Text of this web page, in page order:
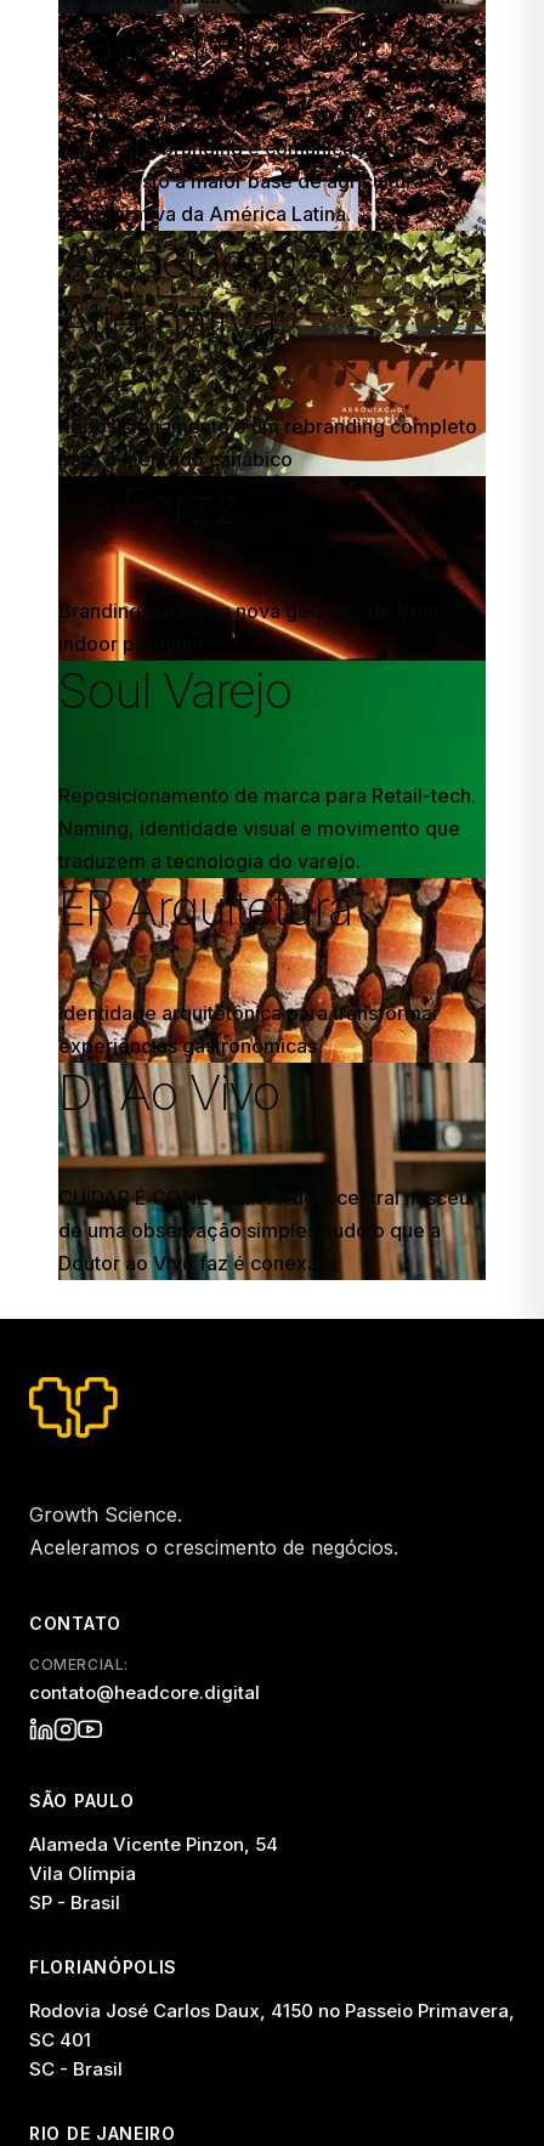
Bayer | Pro Carbono
Estratégia, branding e comunicação que
deram rosto à maior base de agricultura
regenerativa da América Latina.
Associação
Alternativa
Reposicionamento e um rebranding completo
para o mercado canábico
Le Forzz
Branding para uma nova geração de treino
indoor premium
Soul Varejo
Reposicionamento de marca para Retail-tech.
Naming, identidade visual e movimento que
traduzem a tecnologia do varejo.
ER Arquitetura
Identidade arquitetônica para transformar
experiências gastronômicas
Dr Ao Vivo
CUIDAR É CONECTAR A ideia central nasceu
de uma observação simples: tudo o que a
Doutor ao Vivo faz é conexão.
Growth Science.
Aceleramos o crescimento de negócios.
CONTATO
COMERCIAL:
contato@headcore.digital
SÃO PAULO
Alameda Vicente Pinzon, 54
Vila Olímpia
SP - Brasil
FLORIANÓPOLIS
Rodovia José Carlos Daux, 4150 no Passeio Primavera,
SC 401
SC - Brasil
RIO DE JANEIRO